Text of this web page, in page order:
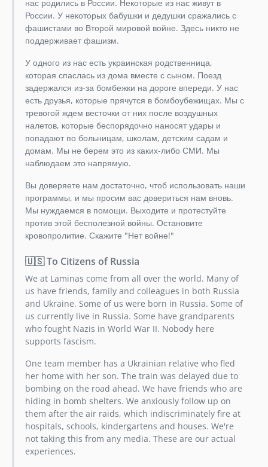
1.9.0
1.8.x-dev
1.8.0
1.7.0
1.6.x-dev
1.6.0
1.5.x-dev
1.5.0
1.4.x-dev
1.4.3
1.4.1
1.4.0
1.3.x-dev
1.3.0
1.2.1
1.2.0
1.1.0
1.0.0
1.0.0alpha1
0.1.0
нас родились в России. Некоторые из нас живут в
России. У некоторых бабушки и дедушки сражались с
фашистами во Второй мировой войне. Здесь никто не
поддерживает фашизм.
У одного из нас есть украинская родственница,
которая спаслась из дома вместе с сыном. Поезд
задержался из-за бомбежки на дороге впереди. У нас
есть друзья, которые прячутся в бомбоубежищах. Мы с
тревогой ждем весточки от них после воздушных
налетов, которые беспорядочно наносят удары и
попадают по больницам, школам, детским садам и
домам. Мы не берем это из каких-либо СМИ. Мы
наблюдаем это напрямую.
Вы доверяете нам достаточно, чтоб использовать наши
программы, и мы просим вас довериться нам вновь.
Мы нуждаемся в помощи. Выходите и протестуйте
против этой бесполезной войны. Остановите
кровопролитие. Скажите "Нет войне!"
🇺🇸 To Citizens of Russia
We at Laminas come from all over the world. Many of
us have friends, family and colleagues in both Russia
and Ukraine. Some of us were born in Russia. Some of
us currently live in Russia. Some have grandparents
who fought Nazis in World War II. Nobody here
supports fascism.
One team member has a Ukrainian relative who fled
her home with her son. The train was delayed due to
bombing on the road ahead. We have friends who are
hiding in bomb shelters. We anxiously follow up on
them after the air raids, which indiscriminately fire at
hospitals, schools, kindergartens and houses. We're
not taking this from any media. These are our actual
experiences.